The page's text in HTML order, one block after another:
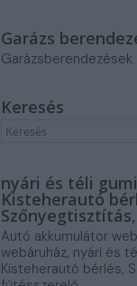
Garázs
Garázsberendezések
Keresés
nyári és téli
Kisteherautó
Autó akkumulátor
webáruház, nyári és
Kisteherautó bérlés,